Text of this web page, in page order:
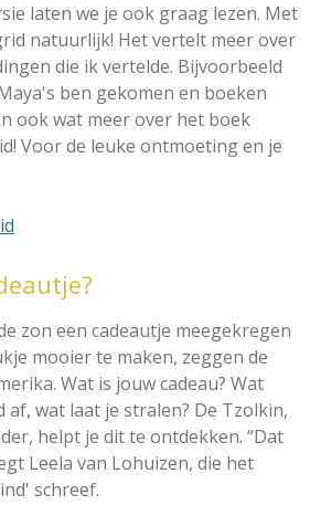
laten we je ook graag lezen. Met
natuurlijk! Het vertelt meer over
die ik vertelde. Bijvoorbeeld
ben gekomen en boeken
ook wat meer over het boek
Voor de leuke ontmoeting en je
zon een cadeautje meegekregen
mooier te maken, zeggen de
Wat is jouw cadeau? Wat
af, wat laat je stralen? De Tzolkin,
helpt je dit te ontdekken. “Dat
Leela van Lohuizen, die het
schreef.